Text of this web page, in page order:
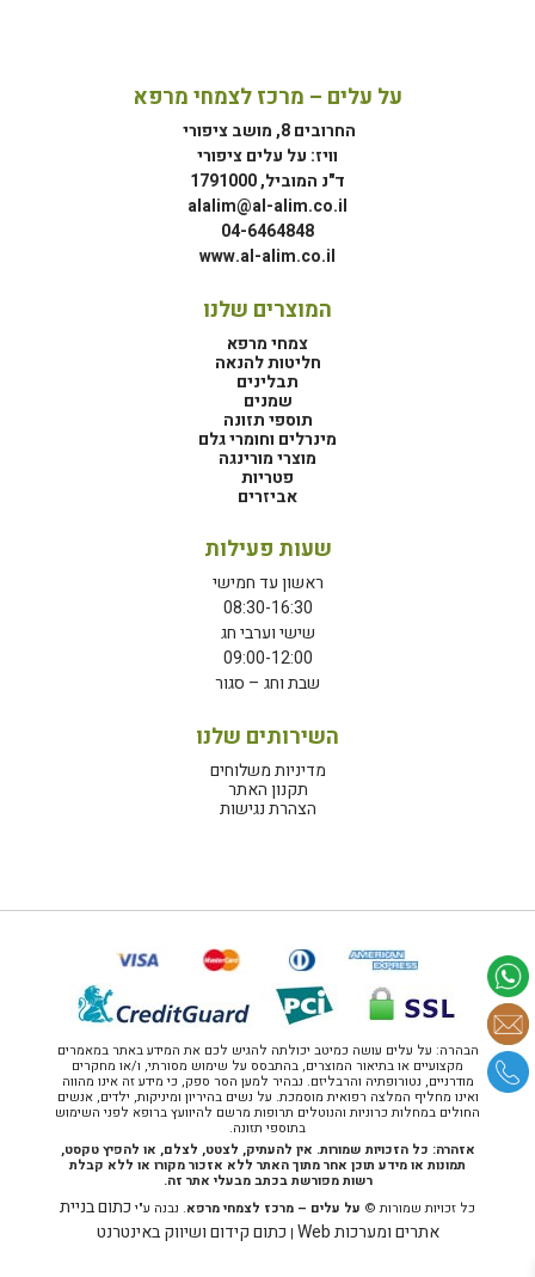
על עלים – מרכז לצמחי מרפא
החרובים 8, מושב ציפורי
וויז: על עלים ציפורי
ד"נ המוביל, 1791000
alalim@al-alim.co.il
04-6464848
www.al-alim.co.il
המוצרים שלנו
צמחי מרפא
חליטות להנאה
תבלינים
שמנים
תוספי תזונה
מינרלים וחומרי גלם
מוצרי מורינגה
פטריות
אביזרים
שעות פעילות
ראשון עד חמישי
08:30-16:30
שישי וערבי חג
09:00-12:00
שבת וחג – סגור
השירותים שלנו
מדיניות משלוחים
תקנון האתר
הצהרת נגישות
הבהרה: על עלים עושה כמיטב יכולתה להגיש לכם את המידע באתר במאמרים
מקצועיים או בתיאור המוצרים, בהתבסס על שימוש מסורתי, ו/או מחקרים
מודרניים, נטורופתיה והרבליזם. נבהיר למען הסר ספק, כי מידע זה אינו מהווה
ואינו מחליף המלצה רפואית מוסמכת. על נשים בהיריון ומיניקות, ילדים, אנשים
החולים במחלות כרוניות והנוטלים תרופות מרשם להיוועץ ברופא לפני השימוש
בתוספי תזונה.
אזהרה: כל הזכויות שמורות. אין להעתיק, לצטט, לצלם, או להפיץ טקסט,
תמונות או מידע תוכן אחר מתוך האתר ללא אזכור מקורו או ללא קבלת
רשות מפורשת בכתב מבעלי אתר זה.
כל זכויות שמורות © על עלים – מרכז לצמחי מרפא. נבנה ע"יכתום בניית
אתרים ומערכות Web
| כתום קידום ושיווק באינטרנט